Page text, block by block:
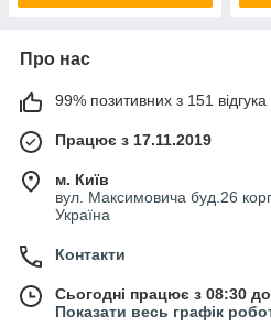
Про нас
99% позитивних з 151 відгука
Працює з 17.11.2019
м. Київ
вул. Максимовича буд.26
Україна
Контакти
Сьогодні працює з 08:30
Показати весь графік